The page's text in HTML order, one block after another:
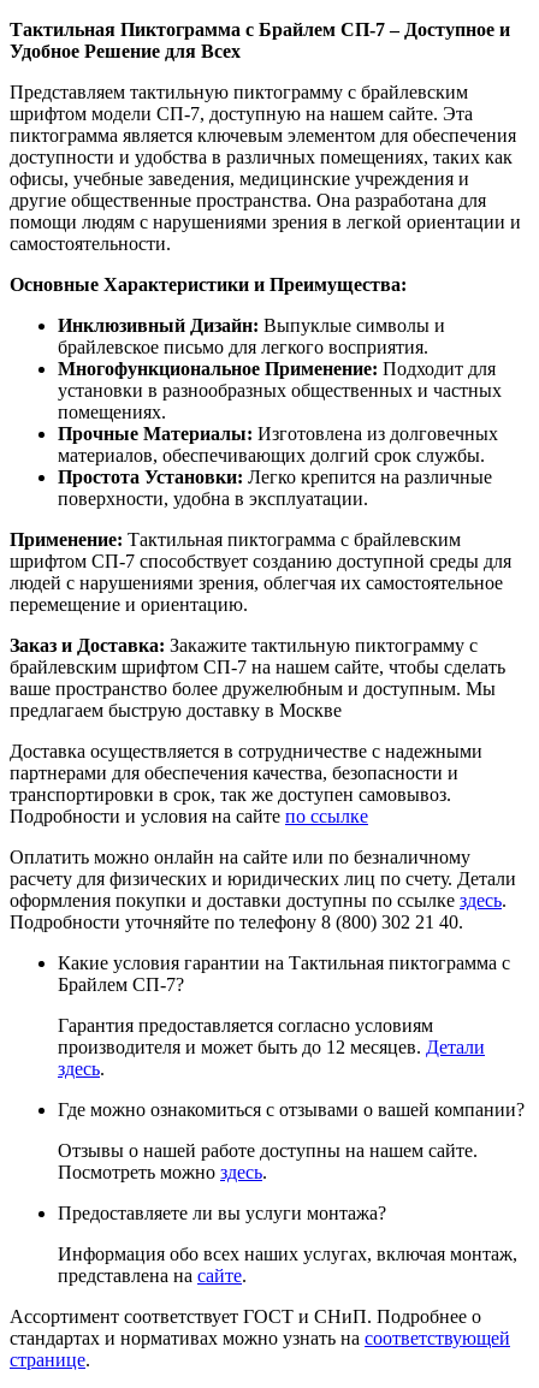
Тактильная Пиктограмма с Брайлем СП-7 – Доступное и
Удобное Решение для Всех
Представляем тактильную пиктограмму с брайлевским
шрифтом модели СП-7, доступную на нашем сайте. Эта
пиктограмма является ключевым элементом для обеспечения
доступности и удобства в различных помещениях, таких как
офисы, учебные заведения, медицинские учреждения и
другие общественные пространства. Она разработана для
помощи людям с нарушениями зрения в легкой ориентации и
самостоятельности.
Основные Характеристики и Преимущества:
Инклюзивный Дизайн: Выпуклые символы и
брайлевское письмо для легкого восприятия.
Многофункциональное Применение: Подходит для
установки в разнообразных общественных и частных
помещениях.
Прочные Материалы: Изготовлена из долговечных
материалов, обеспечивающих долгий срок службы.
Простота Установки: Легко крепится на различные
поверхности, удобна в эксплуатации.
Применение: Тактильная пиктограмма с брайлевским
шрифтом СП-7 способствует созданию доступной среды для
людей с нарушениями зрения, облегчая их самостоятельное
перемещение и ориентацию.
Заказ и Доставка: Закажите тактильную пиктограмму с
брайлевским шрифтом СП-7 на нашем сайте, чтобы сделать
ваше пространство более дружелюбным и доступным. Мы
предлагаем быструю доставку в Москве
Доставка осуществляется в сотрудничестве с надежными
партнерами для обеспечения качества, безопасности и
транспортировки в срок, так же доступен самовывоз.
Подробности и условия на сайте по ссылке
Оплатить можно онлайн на сайте или по безналичному
расчету для физических и юридических лиц по счету. Детали
оформления покупки и доставки доступны по ссылке здесь.
Подробности уточняйте по телефону 8 (800) 302 21 40.
Какие условия гарантии на Тактильная пиктограмма с
Брайлем СП-7?
Гарантия предоставляется согласно условиям
производителя и может быть до 12 месяцев. Детали
здесь.
Где можно ознакомиться с отзывами о вашей компании?
Отзывы о нашей работе доступны на нашем сайте.
Посмотреть можно здесь.
Предоставляете ли вы услуги монтажа?
Информация обо всех наших услугах, включая монтаж,
представлена на сайте.
Ассортимент соответствует ГОСТ и СНиП. Подробнее о
стандартах и нормативах можно узнать на соответствующей
странице.